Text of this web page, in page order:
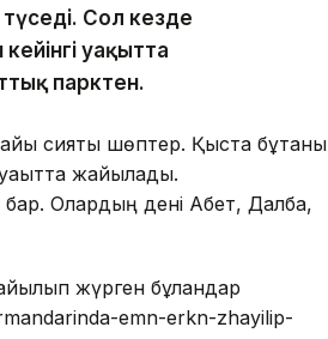
Сол кезде
уақытта
парктен.
сияқты шөптер. Қыста бұтаны
жайылады.
бар. Олардың дені Ақбет, Далба,
жүрген бұландар
emn-erkn-zhayilip-